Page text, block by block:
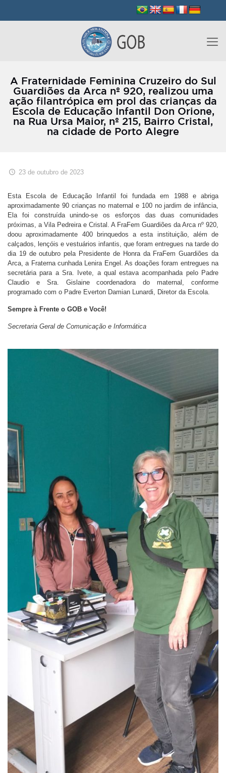
A Fraternidade Feminina Cruzeiro do Sul
Guardiões da Arca nº 920, realizou uma
ação filantrópica em prol das crianças da
Escola de Educação Infantil Don Orione,
na Rua Ursa Maior, nº 215, Bairro Cristal,
na cidade de Porto Alegre
23 de outubro de 2023
Esta Escola de Educação Infantil foi fundada em 1988 e abriga
aproximadamente 90 crianças no maternal e 100 no jardim de infância,
Ela foi construída unindo-se os esforços das duas comunidades
próximas, a Vila Pedreira e Cristal. A FraFem Guardiões da Arca nº 920,
doou aproximadamente 400 brinquedos a esta instituição, além de
calçados, lençóis e vestuários infantis, que foram entregues na tarde do
dia 19 de outubro pela Presidente de Honra da FraFem Guardiões da
Arca, a Fraterna cunhada Lenira Engel. As doações foram entregues na
secretária para a Sra. Ivete, a qual estava acompanhada pelo Padre
Claudio e Sra. Gislaine coordenadora do maternal, conforme
programado com o Padre Everton Damian Lunardi, Diretor da Escola.
Sempre à Frente o GOB e Você!
Secretaria Geral de Comunicação e Informática